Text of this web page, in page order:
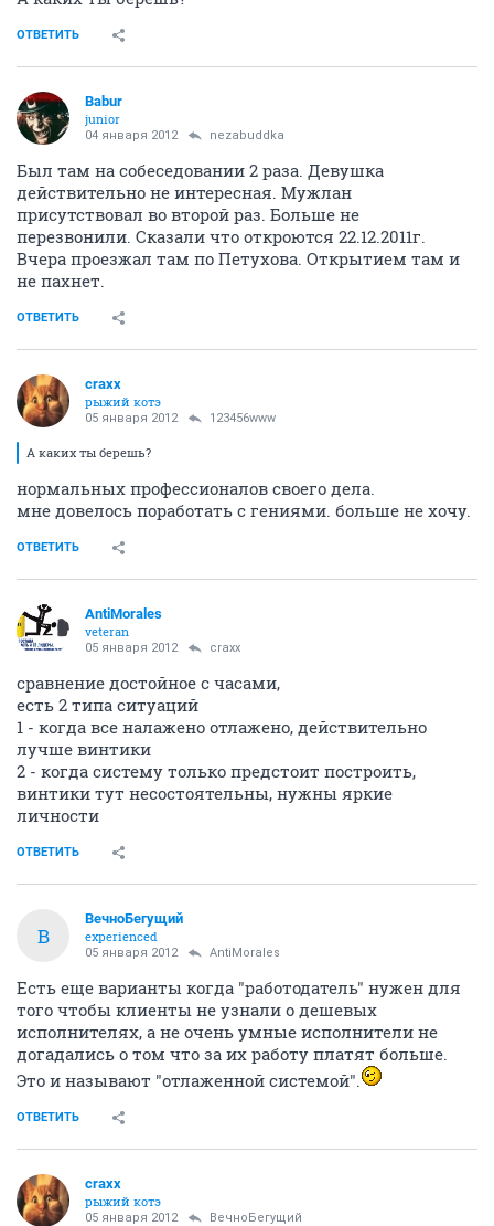
ОТВЕТИТЬ
Babur
junior
04 января 2012 nezabuddka
Был там на собеседовании 2 раза. Девушка
действительно не интересная. Мужлан
присутствовал во второй раз. Больше не
перезвонили. Сказали что откроются 22.12.2011г.
Вчера проезжал там по Петухова. Открытием там и
не пахнет.
ОТВЕТИТЬ
craxx
рыжий котэ
05 января 2012 123456www
А каких ты берешь?
нормальных профессионалов своего дела.
мне довелось поработать с гениями. больше не хочу.
ОТВЕТИТЬ
AntiMorales
veteran
05 января 2012 craxx
сравнение достойное с часами,
есть 2 типа ситуаций
1 - когда все налажено отлажено, действительно
лучше винтики
2 - когда систему только предстоит построить,
винтики тут несостоятельны, нужны яркие
личности
ОТВЕТИТЬ
В
ВечноБегущий
experienced
05 января 2012 AntiMorales
Есть еще варианты когда "работодатель" нужен для
того чтобы клиенты не узнали о дешевых
исполнителях, а не очень умные исполнители не
догадались о том что за их работу платят больше.
Это и называют "отлаженной системой".
ОТВЕТИТЬ
craxx
рыжий котэ
05 января 2012 ВечноБегущий